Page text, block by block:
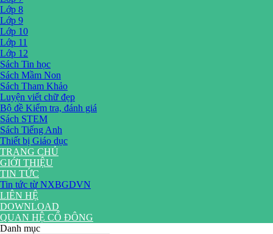
Lớp 8
Lớp 9
Lớp 10
Lớp 11
Lớp 12
Sách Tin học
Sách Mầm Non
Sách Tham Khảo
Luyện viết chữ đẹp
Bộ đề Kiểm tra, đánh giá
Sách STEM
Sách Tiếng Anh
Thiết bị Giáo dục
TRANG CHỦ
GIỚI THIỆU
TIN TỨC
Tin tức từ NXBGDVN
LIÊN HỆ
DOWNLOAD
QUAN HỆ CỔ ĐÔNG
Danh mục